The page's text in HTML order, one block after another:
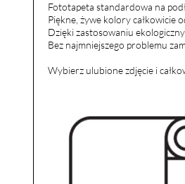
Fototapeta standardowa na
Piękne, żywe kolory całkowicie
Dzięki zastosowaniu
Bez najmniejszego problemu
Wybierz ulubione zdjęcie i